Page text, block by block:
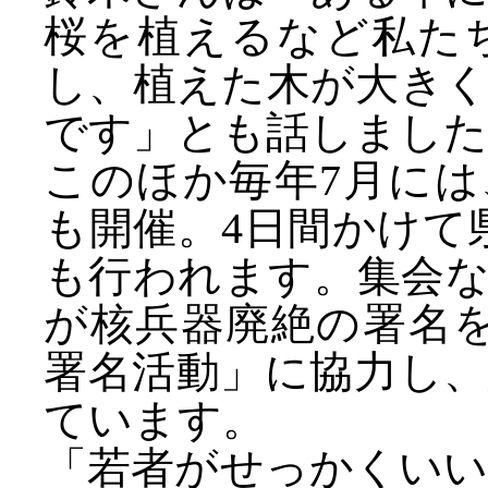
桜を植えるなど私た
し、植えた木が大き
です」とも話しまし
このほか毎年7月に
も開催。4日間かけ
も行われます。集会
が核兵器廃絶の署名
署名活動」に協力し
ています。
「若者がせっかくい